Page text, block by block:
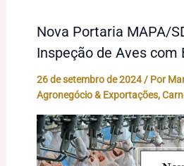
Nova Portaria MAPA/
Inspeção de Aves com
26 de setembro de 2024/ Por
Agronegócio & Exportações,